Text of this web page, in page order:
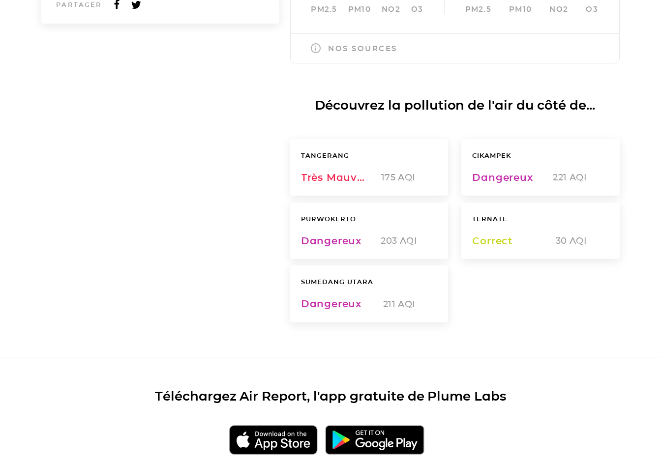
PARTAGER PM2.5 PM10 NO2 O3 PM2.5 PM10 NO2 O3
NOS SOURCES
Découvrez la pollution de l'air du côté de...
TANGERANG
Très Mauvais 175 AQI
CIKAMPEK
Dangereux 221 AQI
PURWOKERTO
Dangereux 203 AQI
TERNATE
Correct 30 AQI
SUMEDANG UTARA
Dangereux 211 AQI
Téléchargez Air Report, l'app gratuite de Plume Labs